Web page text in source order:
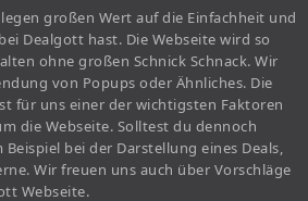
großen Wert auf die Einfachheit und
Dealgott hast. Die Webseite wird so
ohne großen Schnick Schnack. Wir
von Popups oder Ähnliches. Die
für uns einer der wichtigsten Faktoren
die Webseite. Solltest du dennoch
bei der Darstellung eines Deals,
Wir freuen uns auch über Vorschläge
Webseite.